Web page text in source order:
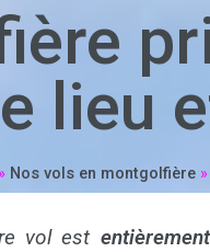
lieu
» Nos vols en montgolfière»
vol est entièrement